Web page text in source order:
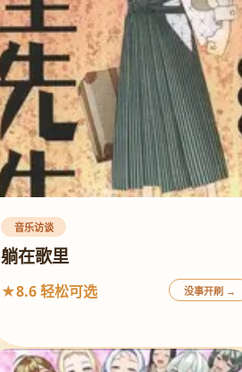
音乐访谈
躺在歌里
★8.6 轻松可选 没事开刷 →